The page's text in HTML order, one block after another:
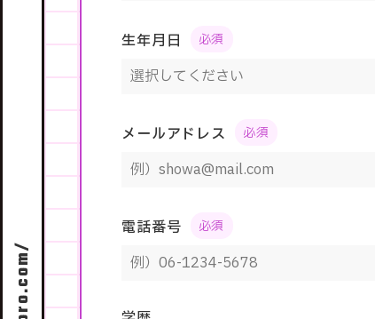
生年月日
メールアドレス
電話番号